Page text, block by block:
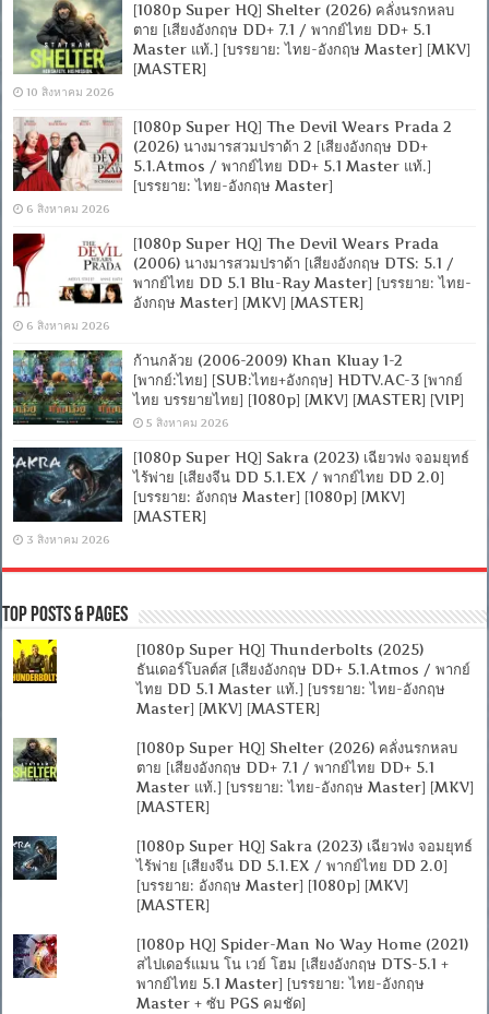
[1080p Super HQ] Shelter (2026) คลั่งนรกหลบ
ตาย [เสียงอังกฤษ DD+ 7.1 / พากย์ไทย DD+ 5.1
Master แท้.] [บรรยาย: ไทย-อังกฤษ Master] [MKV]
[MASTER]
10 สิงหาคม 2026
[1080p Super HQ] The Devil Wears Prada 2
(2026) นางมารสวมปราด้า 2 [เสียงอังกฤษ DD+
5.1.Atmos / พากย์ไทย DD+ 5.1 Master แท้.]
[บรรยาย: ไทย-อังกฤษ Master]
6 สิงหาคม 2026
[1080p Super HQ] The Devil Wears Prada
(2006) นางมารสวมปราด้า [เสียงอังกฤษ DTS: 5.1 /
พากย์ไทย DD 5.1 Blu-Ray Master] [บรรยาย: ไทย-
อังกฤษ Master] [MKV] [MASTER]
6 สิงหาคม 2026
ก้านกล้วย (2006-2009) Khan Kluay 1-2
[พากย์:ไทย] [SUB:ไทย+อังกฤษ] HDTV.AC-3 [พากย์
ไทย บรรยายไทย] [1080p] [MKV] [MASTER] [VIP]
5 สิงหาคม 2026
[1080p Super HQ] Sakra (2023) เฉียวฟง จอมยุทธ์
ไร้พ่าย [เสียงจีน DD 5.1.EX / พากย์ไทย DD 2.0]
[บรรยาย: อังกฤษ Master] [1080p] [MKV]
[MASTER]
3 สิงหาคม 2026
Top Posts & Pages
[1080p Super HQ] Thunderbolts (2025)
ธันเดอร์โบลต์ส [เสียงอังกฤษ DD+ 5.1.Atmos / พากย์
ไทย DD 5.1 Master แท้.] [บรรยาย: ไทย-อังกฤษ
Master] [MKV] [MASTER]
[1080p Super HQ] Shelter (2026) คลั่งนรกหลบ
ตาย [เสียงอังกฤษ DD+ 7.1 / พากย์ไทย DD+ 5.1
Master แท้.] [บรรยาย: ไทย-อังกฤษ Master] [MKV]
[MASTER]
[1080p Super HQ] Sakra (2023) เฉียวฟง จอมยุทธ์
ไร้พ่าย [เสียงจีน DD 5.1.EX / พากย์ไทย DD 2.0]
[บรรยาย: อังกฤษ Master] [1080p] [MKV]
[MASTER]
[1080p HQ] Spider-Man No Way Home (2021)
สไปเดอร์แมน โน เวย์ โฮม [เสียงอังกฤษ DTS-5.1 +
พากย์ไทย 5.1 Master] [บรรยาย: ไทย-อังกฤษ
Master + ซับ PGS คมชัด]